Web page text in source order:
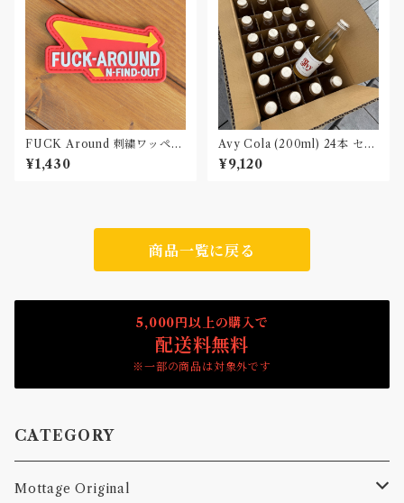
FUCK Around 刺繍ワッペン
Patch
¥1,430
Avy Cola (200ml) 24本 セッ
ト
¥9,120
商品一覧に戻る
5,000円以上の購入で
配送料無料
※一部の商品は対象外です
CATEGORY
Mottage Original